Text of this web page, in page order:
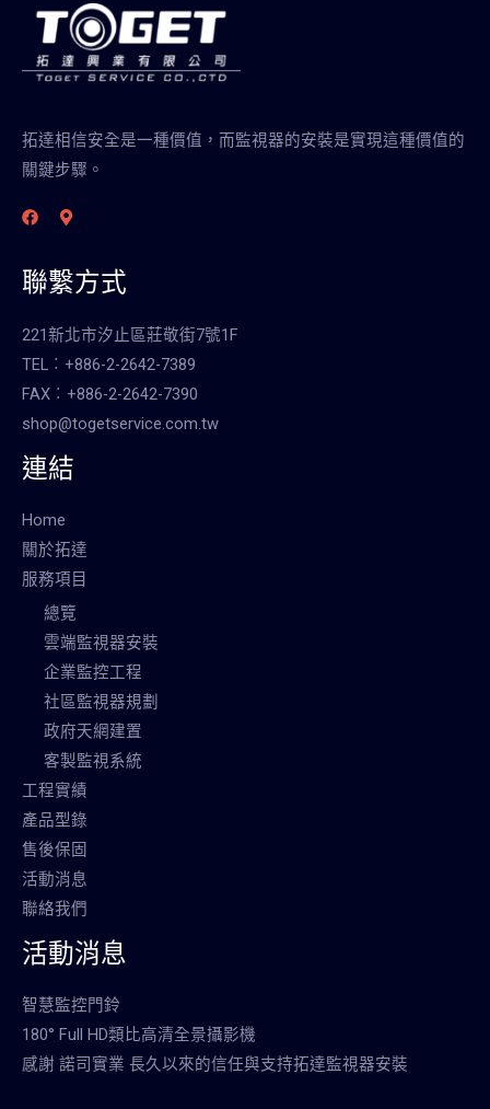
拓達相信安全是一種價值，而監視器的安裝是實現這種價值的
關鍵步驟。
聯繫方式
221新北市汐止區莊敬街7號1F
TEL︰+886-2-2642-7389
FAX︰+886-2-2642-7390
shop@togetservice.com.tw
連結
Home
關於拓達
服務項目
總覽
雲端監視器安裝
企業監控工程
社區監視器規劃
政府天網建置
客製監視系統
工程實績
產品型錄
售後保固
活動消息
聯絡我們
活動消息
智慧監控門鈴
180° Full HD類比高清全景攝影機
感謝 諾司實業 長久以來的信任與支持拓達監視器安裝